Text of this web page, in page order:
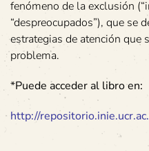
fenómeno de la exclusión
“despreocupados”), que se
estrategias de atención que
problema.
*Puede acceder al libro en:
http://